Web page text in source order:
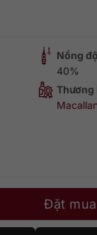
Nồng độ
40%
Thương
Macallan
Đặt mua